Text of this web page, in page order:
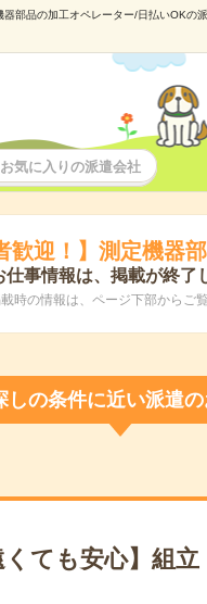
器部品の加工オペレーター/日払いOK
お気に入りの派遣会社
歓迎！】測定機器
仕事情報は、掲載が終了
時の情報は、ページ下部からご
しの条件に近い派遣
くても安心】組